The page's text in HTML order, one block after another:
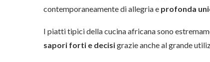
contemporaneamente di allegria e profonda
I piatti tipici della cucina africana sono
sapori forti e decisigrazie anche al grande